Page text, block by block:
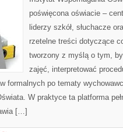
poświęcona oświacie –
liderzy szkół, słuchacze
rzetelne treści dotyczące
tworzony z myślą o tym,
zajęć, interpretować
formalnych po tematy
W praktyce ta platforma
[…]